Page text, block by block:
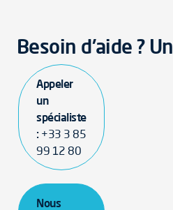
Besoin d'aide ?
Appeler
un
spécialiste
: +33 3 85
99 12 80
Nous